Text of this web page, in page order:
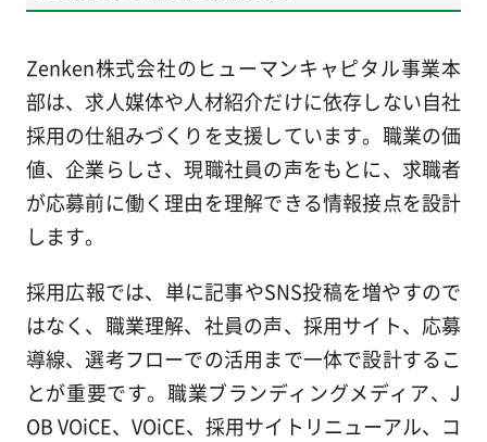
Zenken株式会社のヒューマンキャピタル事業本
部は、求人媒体や人材紹介だけに依存しない自社
採用の仕組みづくりを支援しています。職業の価
値、企業らしさ、現職社員の声をもとに、求職者
が応募前に働く理由を理解できる情報接点を設計
します。
採用広報では、単に記事やSNS投稿を増やすので
はなく、職業理解、社員の声、採用サイト、応募
導線、選考フローでの活用まで一体で設計するこ
とが重要です。職業ブランディングメディア、J
OB VOiCE、VOiCE、採用サイトリニューアル、コ